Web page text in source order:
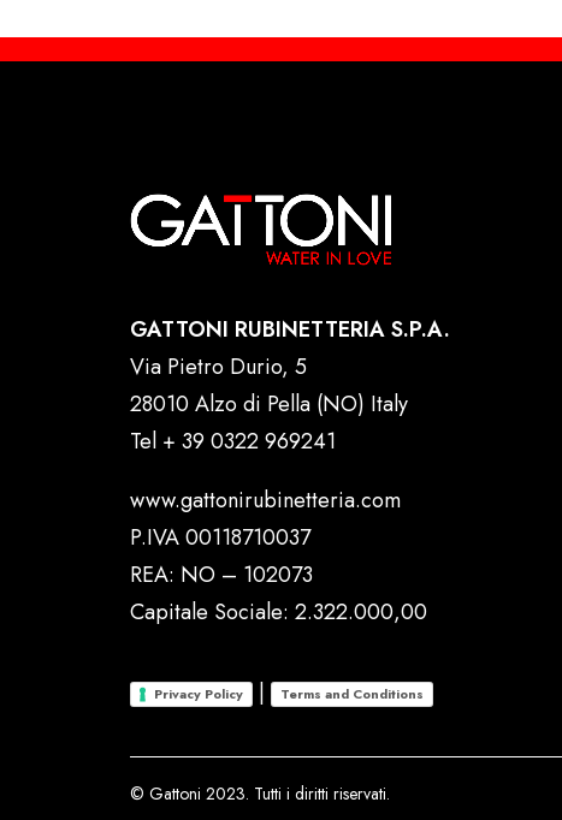
GATTONI RUBINETTERIA S.P.A.
Via Pietro Durio, 5
28010 Alzo di Pella (NO) Italy
Tel + 39 0322 969241
www.gattonirubinetteria.com
P.IVA 00118710037
REA: NO – 102073
Capitale Sociale: 2.322.000,00
Privacy Policy | Terms and Conditions
© Gattoni 2023. Tutti i diritti riservati.